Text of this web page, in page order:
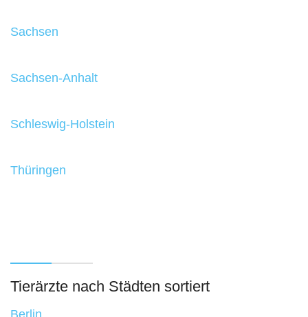
Sachsen
Sachsen-Anhalt
Schleswig-Holstein
Thüringen
Tierärzte nach Städten sortiert
Berlin